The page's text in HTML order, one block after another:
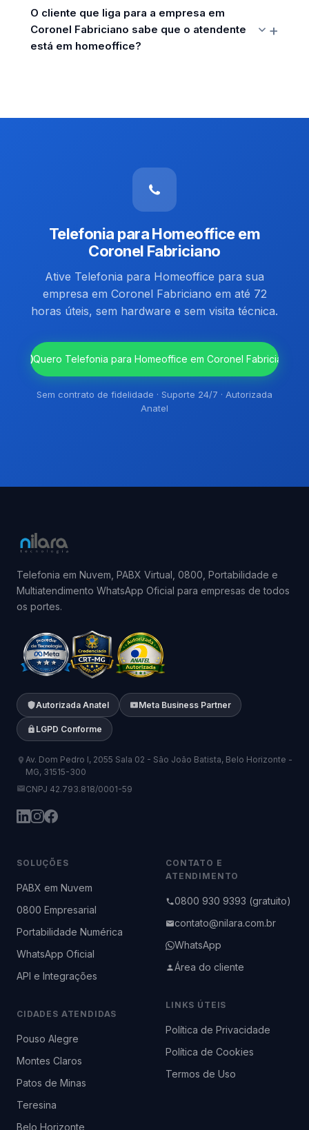
O cliente que liga para a empresa em
Coronel Fabriciano sabe que o atendente
está em homeoffice?
Telefonia para Homeoffice em
Coronel Fabriciano
Ative Telefonia para Homeoffice para sua
empresa em Coronel Fabriciano em até 72
horas úteis, sem hardware e sem visita técnica.
Quero Telefonia para Homeoffice em Coronel Fabriciano
Sem contrato de fidelidade · Suporte 24/7 · Autorizada
Anatel
Telefonia em Nuvem, PABX Virtual, 0800, Portabilidade e
Multiatendimento WhatsApp Oficial para empresas de todos
os portes.
Autorizada Anatel Meta Business Partner
LGPD Conforme
Av. Dom Pedro I, 2055 Sala 02 - São João Batista, Belo Horizonte -
MG, 31515-300
CNPJ 42.793.818/0001-59
SOLUÇÕES
PABX em Nuvem
0800 Empresarial
Portabilidade Numérica
WhatsApp Oficial
API e Integrações
CIDADES ATENDIDAS
Pouso Alegre
Montes Claros
Patos de Minas
Teresina
Belo Horizonte
CONTATO E
ATENDIMENTO
0800 930 9393 (gratuito)
contato@nilara.com.br
WhatsApp
Área do cliente
LINKS ÚTEIS
Política de Privacidade
Política de Cookies
Termos de Uso